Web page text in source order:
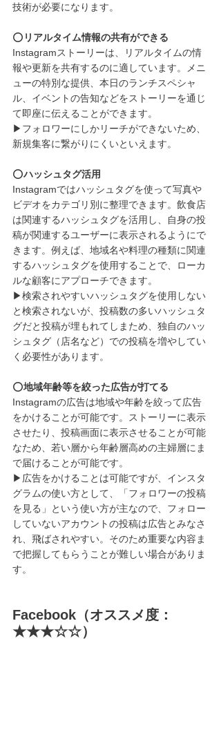
技術が必要になります。
⭕️ リアルタイム情報の共有ができる
Instagramストーリーは、リアルタイムの情
報や更新を共有するのに適しています。メニ
ューの特別な提供、本日のランチスペシャ
ル、イベントの告知などをストーリーを通じ
て即座に伝えることができます。
▶︎フォロワーにしかリーチができないため、
新規集客に繋がりにくいといえます。
⭕️ハッシュタグ活用
Instagramではハッシュタグを使って写真や
ビデオをカテゴリ別に整理できます。飲食店
は関連するハッシュタグを活用し、自身の投
稿が関連するユーザーに表示されるようにで
きます。例えば、地域名や料理の種類に関連
するハッシュタグを使用することで、ローカ
ルな顧客にアプローチできます。
▶︎検索されやすいハッシュタグを使用しない
と検索されないが、投稿数の多いハッシュタ
グだと投稿が埋もれてしまため、独自のハッ
シュタグ（店名など）での投稿を増やしてい
く必要性があります。
⭕️地域年齢等を絞った広告が打てる
Instagramの広告は地域や年齢を絞って広告
をかけることが可能です。ストーリーに表示
させたり、投稿画面に表示させることが可能
なため、若い層から年齢層高めの主婦層にま
で届けることが可能です。
▶︎広告をかけることは可能ですが、インスタ
グラムの使い方として、「フォロワーの投稿
を見る」という使い方が主なので、フォロー
していないアカウントの投稿は広告とみなさ
れ、飛ばされやすい。そのため重要な内容ま
で把握してもらうことが難しい場合がありま
す。
Facebook（オススメ度：
★★★☆☆）